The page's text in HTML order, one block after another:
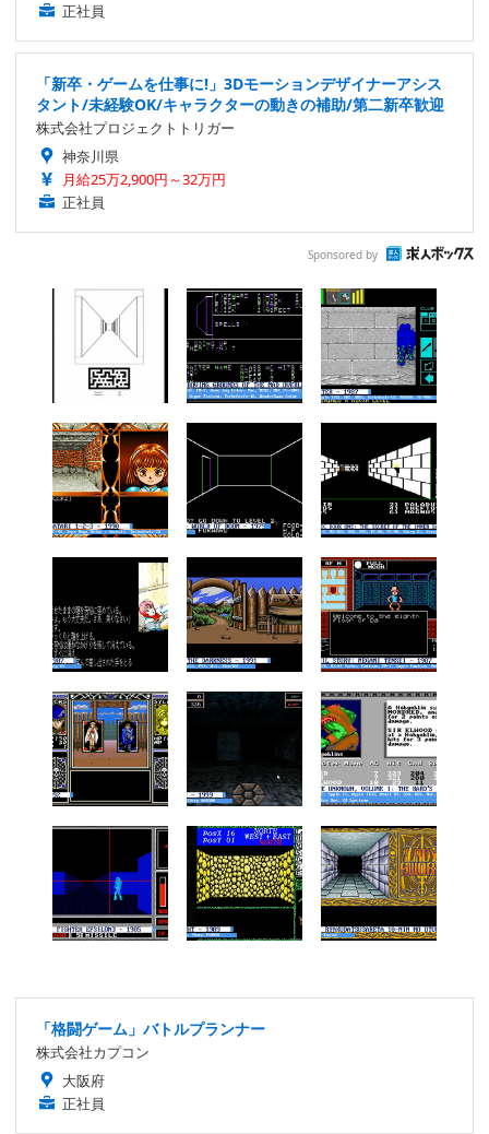
正社員
「新卒・ゲームを仕事に!」3Dモーションデザイナーアシス
タント/未経験OK/キャラクターの動きの補助/第二新卒歓迎
株式会社プロジェクトトリガー
神奈川県
月給25万2,900円～32万円
正社員
Sponsored by
「格闘ゲーム」バトルプランナー
株式会社カプコン
大阪府
正社員